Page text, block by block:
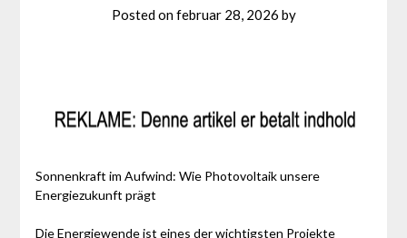
Posted onfebruar 28, 2026 by
Sonnenkraft im Aufwind: Wie Photovoltaik unsere
Energiezukunft prägt
Die Energiewende ist eines der wichtigsten Projekte